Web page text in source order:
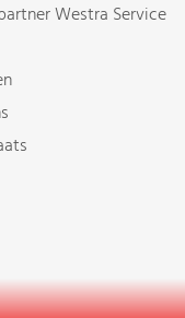
Westra Service